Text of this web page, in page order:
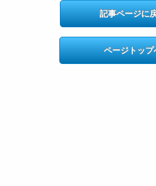
記事ページに
ページトップ